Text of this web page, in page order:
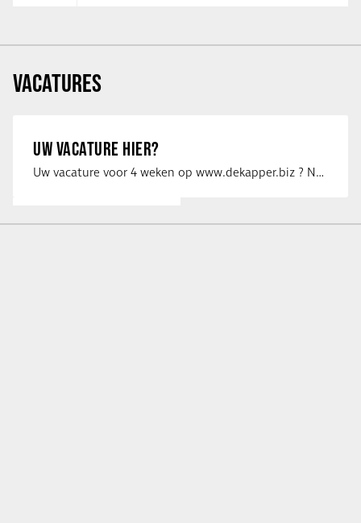
VACATURES
UW VACATURE HIER?
Uw vacature voor 4 weken op www.dekapper.biz ? Neem dan contact op met Maaike …